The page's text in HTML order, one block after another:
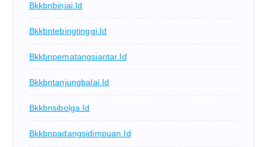
Bkkbnbinjai.id
Bkkbntebingtinggi.id
Bkkbnpematangsiantar.id
Bkkbntanjungbalai.id
Bkkbnsibolga.id
Bkkbnpadangsidimpuan.id